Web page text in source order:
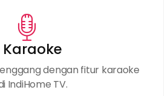
Karaoke
dengan fitur karaoke
IndiHome TV.